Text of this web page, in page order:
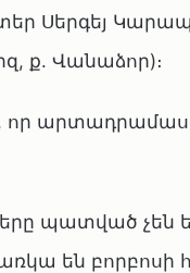
Սերգեյ
ք. Վանաձոր)։
որ
պատված չեն
են բորբոսի